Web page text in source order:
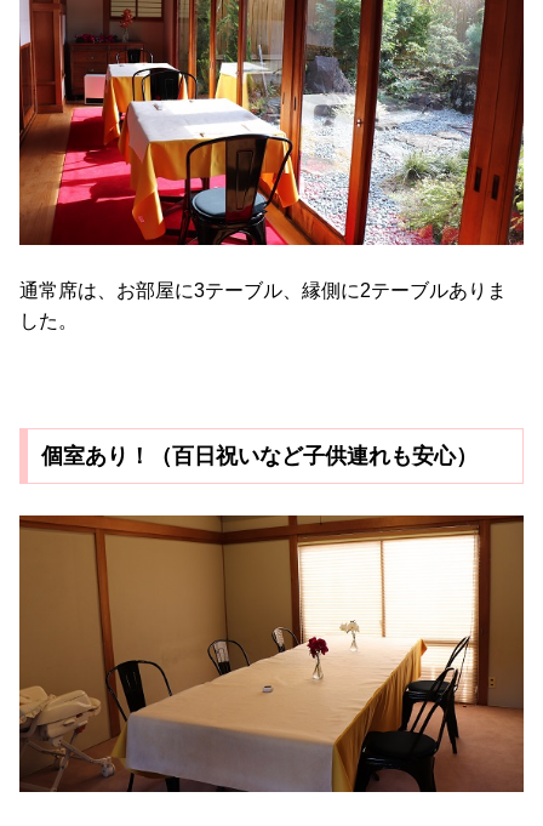
通常席は、お部屋に3テーブル、縁側に2テーブルありま
した。
個室あり！（百日祝いなど子供連れも安心）